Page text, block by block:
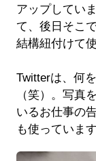
アップしてい
て、後日そこ
結構紐付けて
Twitterは、何
（笑）。写真
いるお仕事の
も使っています